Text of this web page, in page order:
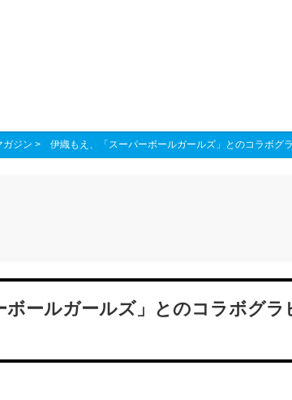
ガジン > 伊織もえ、「スーパーボールガールズ」とのコラボグ
ボールガールズ」とのコラボグラ